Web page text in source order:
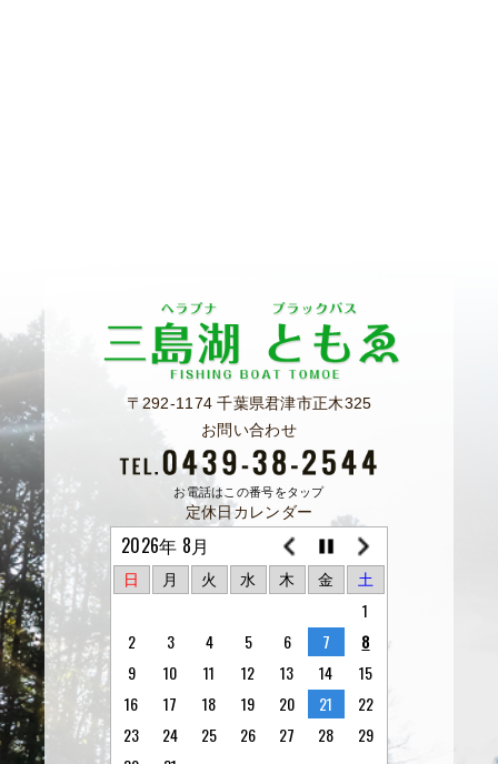
〒292-1174 千葉県君津市正木325
お問い合わせ
お電話はこの番号をタップ
定休日カレンダー
2026年 8月
日 月 火 水 木 金 土
1
2
3 4 5 6 7
8
9
10 11 12 13 14
15
16
17 18 19 20 21
22
23
24 25 26 27 28
29